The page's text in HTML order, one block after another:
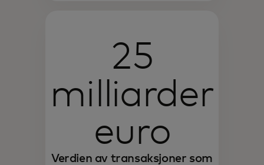
25
milliarder
euro
Verdien av transaksjoner som